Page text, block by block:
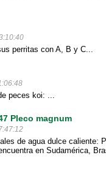
perritas con A, B y C...
peces koi: ...
Pleco magnum
de agua dulce caliente:
en Sudamérica,